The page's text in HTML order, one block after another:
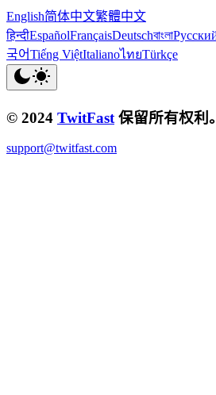
English简体中文繁體中文
हिन्दीEspañolFrançaisDeutschবাংলা
국어Tiếng ViệtItalianoไทยTürkçe
© 2024 TwitFast 保留所有权利。
support@twitfast.com